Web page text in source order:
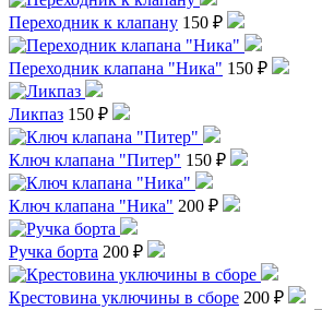
Переходник к клапану 150 ₽
Переходник клапана "Ника" 150 ₽
Ликпаз 150 ₽
Ключ клапана "Питер" 150 ₽
Ключ клапана "Ника" 200 ₽
Ручка борта 200 ₽
Крестовина уключины в сборе 200 ₽